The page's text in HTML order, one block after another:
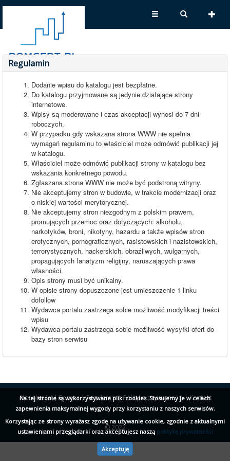
Regulamin
Dodanie wpisu do katalogu jest bezpłatne.
Do katalogu przyjmowane są jedynie działające strony
internetowe.
Wpisy są moderowane i czas akceptacji wynosi do 7 dni
roboczych.
W przypadku gdy wskazana strona WWW nie spełnia
wymagań regulaminu to właściciel może odmówić publikacji jej
w katalogu.
Właściciel może odmówić publikacji strony w katalogu bez
wskazania konkretnego powodu.
Zgłaszana strona WWW nie może być podstroną witryny.
Nie akceptujemy stron w budowie, w trakcie modernizacji oraz
o niskiej wartości merytorycznej.
Nie akceptujemy stron niezgodnym z polskim prawem,
promujących przemoc oraz dotyczących: alkoholu,
narkotyków, broni, nikotyny, hazardu a także wpisów stron
erotycznych, pornograficznych, rasistowskich i nazistowskich,
terrorystycznych, hackerskich, obraźliwych, wulgarnych,
propagujących fanatyzm religijny, naruszających prawa
własności.
Opis strony musi być unikalny.
W opisie strony dopuszczone jest umieszczenie 1 linku
dofollow
Wydawca portalu zastrzega sobie możliwość modyfikacji treści
wpisu
Wydawca portalu zastrzega sobie możliwość wysyłki ofert do
bazy stron serwisu
Aktualności|Pomoc|Regulamin|Polityka prywatności|Kontakt
© 2022
Na tej stronie są wykorzystywane pliki cookies. Stosujemy je w celach
zapewnienia maksymalnej wygody przy korzystaniu z naszych serwisów.
Korzystając ze strony wyrażasz zgodę na używanie cookie, zgodnie z aktualnymi
ustawieniami przeglądarki oraz akceptujesz naszą politykę prywatności
Akceptuję